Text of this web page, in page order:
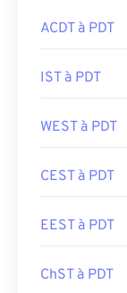
ACDT à PDT
IST à PDT
WEST à PDT
CEST à PDT
EEST à PDT
ChST à PDT